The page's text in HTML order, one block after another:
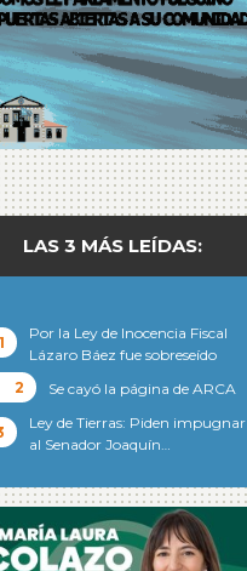
LAS 3 MÁS LEÍDAS:
Por la Ley de Inocencia Fiscal
Lázaro Báez fue sobreseído
Se cayó la página de ARCA
Ley de Tierras: Piden impugnar
al Senador Joaquín…